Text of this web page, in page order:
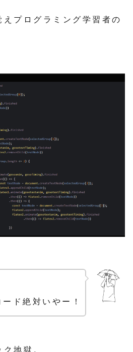
えプログラミング学習者の
ード絶対いやー！